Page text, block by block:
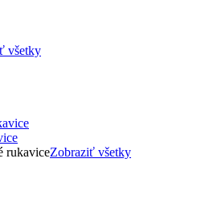
všetky
rukaviceZobraziť všetky